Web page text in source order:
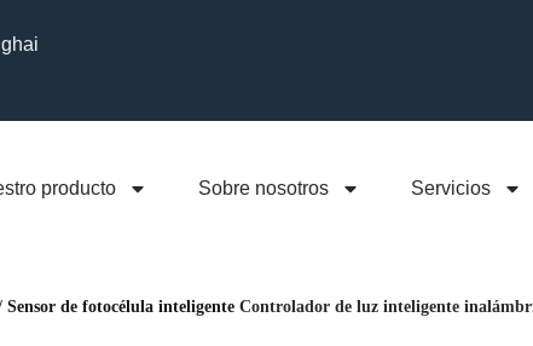
producto Sobre nosotros Servicios
Sensor de fotocélula inteligente Controlador de luz inteligente